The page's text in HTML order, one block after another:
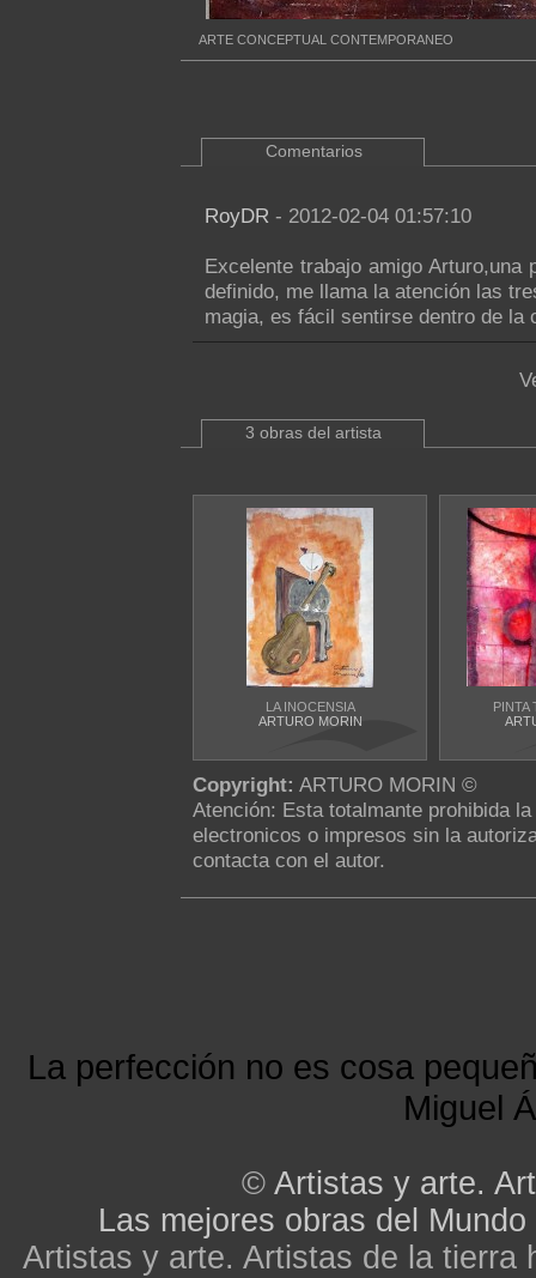
ARTE CONCEPTUAL CONTEMPORANEO
Comentarios
RoyDR - 2012-02-04 01:57:10
Excelente trabajo amigo Arturo,una
definido, me llama la atención las
magia, es fácil sentirse dentro de
3 obras del artista
LA INOCENSIA
ARTURO MORIN
PINTA
Copyright: ARTURO MORIN ©
Atención: Esta totalmante prohibida
electronicos o impresos sin la
contacta con el autor.
La perfección no es cosa
Miguel
© Artistas y arte.
Las mejores obras del Mundo
Artistas y arte. Artistas de la tierra